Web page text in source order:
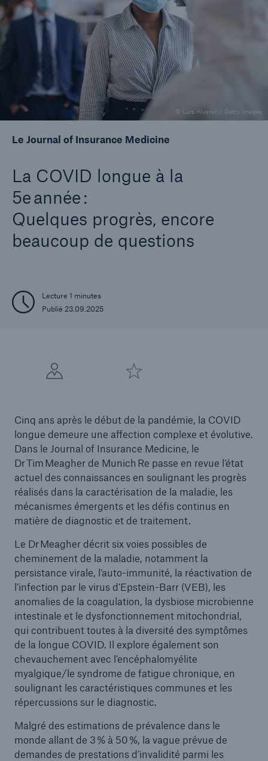
Le Journal of Insurance Medicine
La COVID longue à la
5e année :
Quelques progrès, encore
beaucoup de questions
Lecture 1 minutes
Publié 23.09.2025
© Luis Alvarez / Getty Images
Cinq ans après le début de la pandémie, la COVID
longue demeure une affection complexe et évolutive.
Dans le Journal of Insurance Medicine, le
Dr Tim Meagher de Munich Re passe en revue l’état
actuel des connaissances en soulignant les progrès
réalisés dans la caractérisation de la maladie, les
mécanismes émergents et les défis continus en
matière de diagnostic et de traitement.
Le Dr Meagher décrit six voies possibles de
cheminement de la maladie, notamment la
persistance virale, l’auto-immunité, la réactivation de
l’infection par le virus d’Epstein-Barr (VEB), les
anomalies de la coagulation, la dysbiose microbienne
intestinale et le dysfonctionnement mitochondrial,
qui contribuent toutes à la diversité des symptômes
de la longue COVID. Il explore également son
chevauchement avec l’encéphalomyélite
myalgique/le syndrome de fatigue chronique, en
soulignant les caractéristiques communes et les
répercussions sur le diagnostic.
Malgré des estimations de prévalence dans le
monde allant de 3 % à 50 %, la vague prévue de
demandes de prestations d’invalidité parmi les
Entreprise
Carrières